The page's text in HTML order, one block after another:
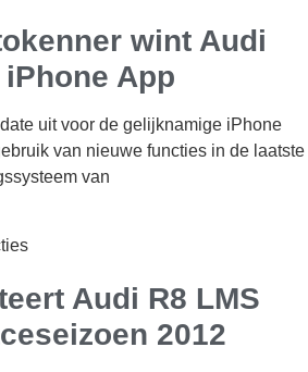
wint Audi
App
uit voor de gelijknamige iPhone
van nieuwe functies in de laatste
van
Audi R8 LMS
2012